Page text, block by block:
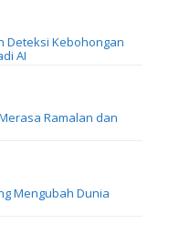
Deteksi Kebohongan
AI
Ramalan dan
Mengubah Dunia